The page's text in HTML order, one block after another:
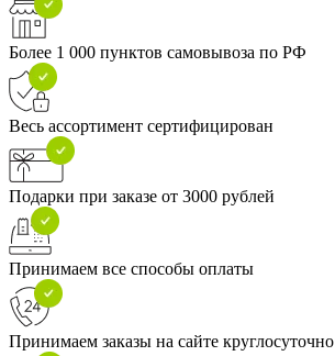
Более 1 000 пунктов самовывоза по РФ
Весь ассортимент сертифицирован
Подарки при заказе от 3000 рублей
Принимаем все способы оплаты
Принимаем заказы на сайте круглосуточно